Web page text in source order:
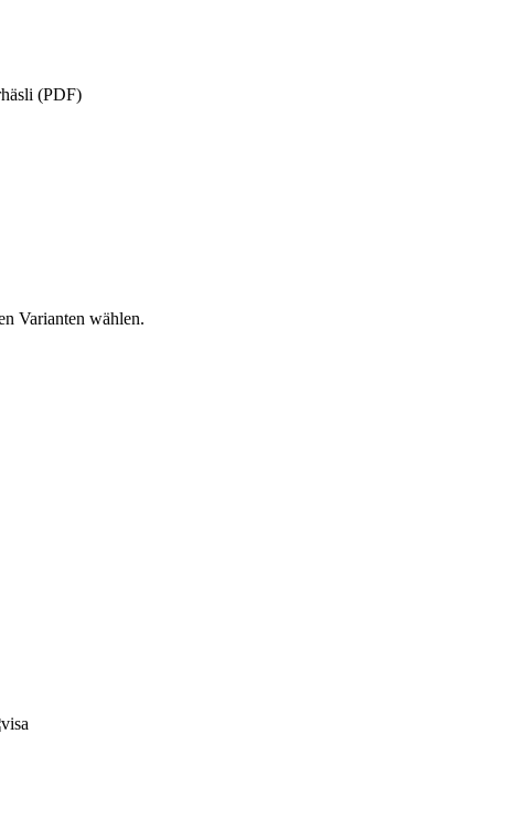
(PDF)
Varianten wählen.